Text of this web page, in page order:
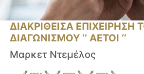
ΔΙΑΚΡΙΘΕΙΣΑ ΕΠΙΧΕΙΡΗΣΗ
ΔΙΑΓΩΝΙΣΜΟΥ ‘’ ΑΕΤΟΙ ‘’
Μαρκετ Ντεμέλος